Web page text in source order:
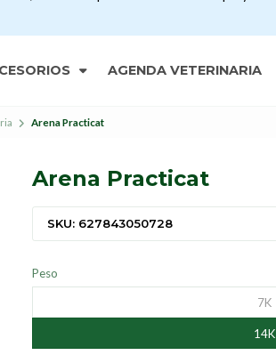
AGENDA VETERINARIA
Arena Practicat
Arena Practicat
SKU: 627843050728
Peso
7K
14K